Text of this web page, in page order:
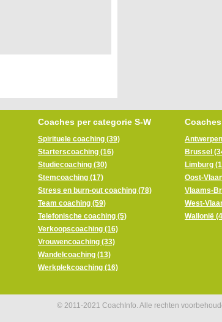
Coaches per categorie S-W
Spirituele coaching (39)
Starterscoaching (16)
Studiecoaching (30)
Stemcoaching (17)
Stress en burn-out coaching (78)
Team coaching (59)
Telefonische coaching (5)
Verkoopscoaching (16)
Vrouwencoaching (33)
Wandelcoaching (13)
Werkplekcoaching (16)
Brussel
Limburg
Oost-
Vlaams-
West-
Wallonië
© 2011-2021 CoachInfo. Alle rechten